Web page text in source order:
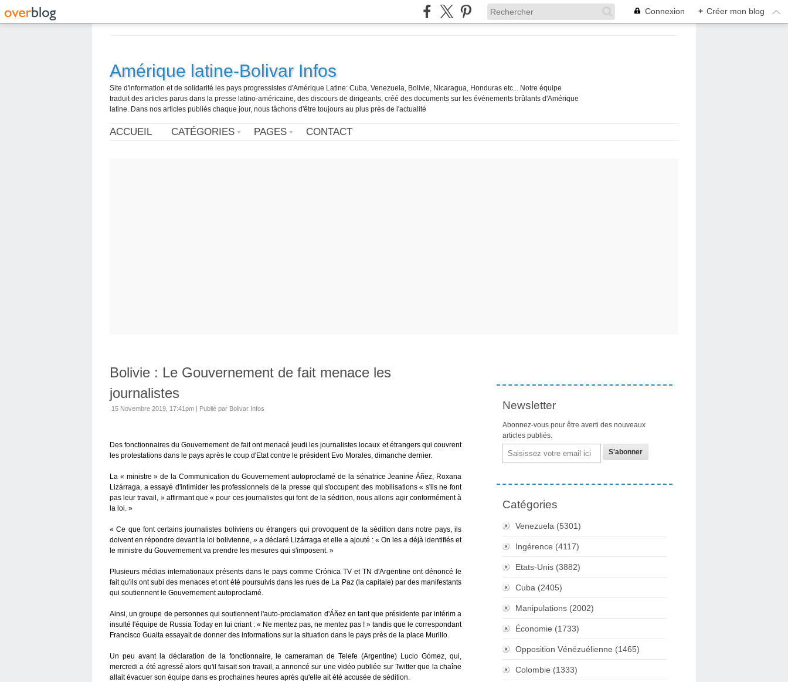
Connexion + Créer mon blog
Amérique latine-Bolivar Infos
Site d'information et de solidarité les pays progressistes d'Amérique Latine: Cuba, Venezuela, Bolivie, Nicaragua, Honduras etc... Notre équipe
traduit des articles parus dans la presse latino-américaine, des discours de dirigeants, créé des documents sur les événements brûlants d'Amérique
latine. Dans nos articles publiés chaque jour, nous tâchons d'être toujours au plus près de l'actualité
ACCUEIL CATÉGORIES PAGES CONTACT
Bolivie : Le Gouvernement de fait menace les
journalistes
15 Novembre 2019, 17:41pm | Publié par Bolivar Infos
Des fonctionnaires du Gouvernement de fait ont menacé jeudi les journalistes locaux et étrangers qui couvrent
les protestations dans le pays après le coup d'Etat contre le président Evo Morales, dimanche dernier.
La « ministre » de la Communication du Gouvernement autoproclamé de la sénatrice Jeanine Áñez, Roxana
Lizárraga, a essayé d'intimider les professionnels de la presse qui s'occupent des mobilisations « s'ils ne font
pas leur travail, » affirmant que « pour ces journalistes qui font de la sédition, nous allons agir conformément à
la loi. »
« Ce que font certains journalistes boliviens ou étrangers qui provoquent de la sédition dans notre pays, ils
doivent en répondre devant la loi bolivienne, » a déclaré Lizárraga et elle a ajouté : « On les a déjà identifiés et
le ministre du Gouvernement va prendre les mesures qui s'imposent. »
Plusieurs médias internationaux présents dans le pays comme Crónica TV et TN d'Argentine ont dénoncé le
fait qu'ils ont subi des menaces et ont été poursuivis dans les rues de La Paz (la capitale) par des manifestants
qui soutiennent le Gouvernement autoproclamé.
Ainsi, un groupe de personnes qui soutiennent l'auto-proclamation d'Áñez en tant que présidente par intérim a
insulté l'équipe de Russia Today en lui criant : « Ne mentez pas, ne mentez pas ! » tandis que le correspondant
Francisco Guaita essayait de donner des informations sur la situation dans le pays près de la place Murillo.
Un peu avant la déclaration de la fonctionnaire, le cameraman de Telefe (Argentine) Lucio Gómez, qui,
mercredi a été agressé alors qu'il faisait son travail, a annoncé sur une vidéo publiée sur Twitter que la chaîne
allait évacuer son équipe dans es prochaines heures après qu'elle ait été accusée de sédition.
Newsletter
Abonnez-vous pour être averti des nouveaux
articles publiés.
Email
Catégories
Venezuela (5301)
Ingérence (4117)
Etats-Unis (3882)
Cuba (2405)
Manipulations (2002)
Économie (1733)
Opposition Vénézuélienne (1465)
Colombie (1333)